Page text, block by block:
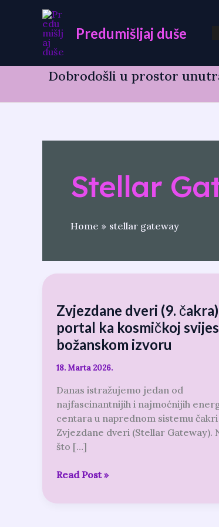
Predumišljaj duše
Dobrodošli u prostor
Stellar
Home stellar gateway
Zvjezdane dveri (9.
portal ka kosmičkoj
božanskom izvoru
18. Marta 2026.
Danas istražujemo jedan od
najfascinantnijih i najmoćnijih
centara u naprednom sistemu čakri
Zvjezdane dveri (Stellar Gateway).
što […]
(9.
čakra):
Vaš
portal
ka
svijesti
i
božanskom
izvoru
Read Post »